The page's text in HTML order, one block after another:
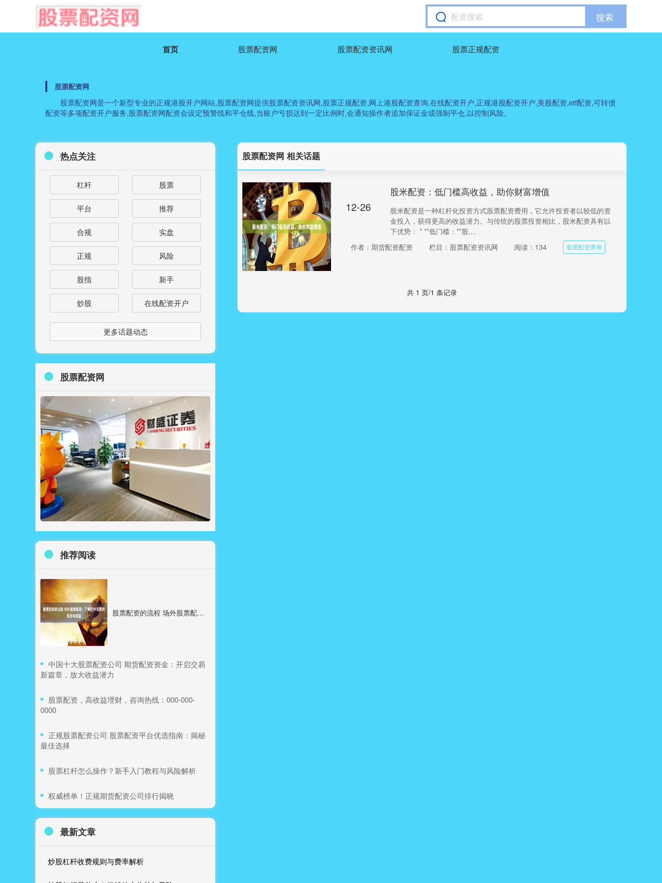
搜索
首页 股票配资网 股票配资资讯网 股票正规配资
股票配资网
股票配资网是一个新型专业的正规港股开户网站,股票配资网提供股票配资资讯网,股票正规配资,网上港股配资查询,在线配资开户,正规港股配资开户,美股配资,etf配资,可转债
配资等多项配资开户服务,股票配资网配资会设定预警线和平仓线,当账户亏损达到一定比例时,会通知操作者追加保证金或强制平仓,以控制风险。
股票配资网 相关话题
12-26
股米配资：低门槛高收益，助你财富增值
股米配资是一种杠杆化投资方式股票配资费用，它允许投资者以较低的资
金投入，获得更高的收益潜力。与传统的股票投资相比，股米配资具有以
下优势： * **低门槛：**股....
作者：期货配资配资
栏目：股票配资资讯网 阅读：134 股票配资费用
共 1 页/1 条记录
热点关注
杠杆 股票
平台 推荐
合规 实盘
正规 风险
股指 新手
炒股 在线配资开户
更多话题动态
股票配资网
推荐阅读
股票配资的流程 场外股票配资：了解杠杆交易的风险与收益
​中国十大股票配资公司 期货配资资金：开启交易
新篇章，放大收益潜力
​股票配资，高收益理财，咨询热线：000-000-
0000
​正规股票配资公司 股票配资平台优选指南：揭秘
最佳选择
​股票杠杆怎么操作？新手入门教程与风险解析
​权威榜单！正规期货配资公司排行揭晓
最新文章
炒股杠杆收费规则与费率解析